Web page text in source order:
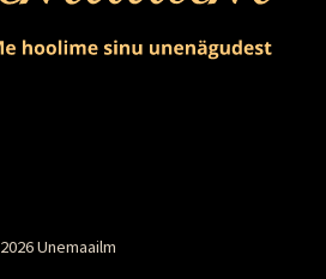
2026 Unemaailm